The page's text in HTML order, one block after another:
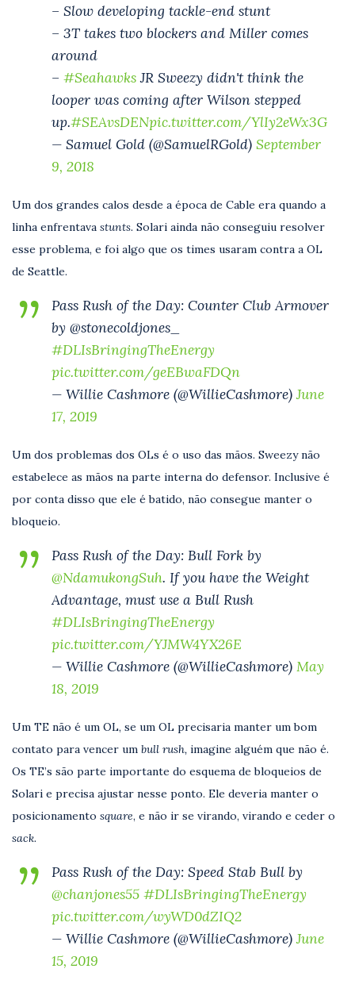
– Slow developing tackle-end stunt
– 3T takes two blockers and Miller comes
around
– #SeahawksJR Sweezy didn't think the
looper was coming after Wilson stepped
up.#SEAvsDENpic.twitter.com/YlIy2eWx3G
— Samuel Gold (@SamuelRGold) September
9, 2018
Um dos grandes calos desde a época de Cable era quando a
linha enfrentava stunts. Solari ainda não conseguiu resolver
esse problema, e foi algo que os times usaram contra a OL
de Seattle.
Pass Rush of the Day: Counter Club Armover
by @stonecoldjones_
#DLIsBringingTheEnergy
pic.twitter.com/geEBwaFDQn
— Willie Cashmore (@WillieCashmore)June
17, 2019
Um dos problemas dos OLs é o uso das mãos. Sweezy não
estabelece as mãos na parte interna do defensor. Inclusive é
por conta disso que ele é batido, não consegue manter o
bloqueio.
Pass Rush of the Day: Bull Fork by
@NdamukongSuh. If you have the Weight
Advantage, must use a Bull Rush
#DLIsBringingTheEnergy
pic.twitter.com/YJMW4YX26E
— Willie Cashmore (@WillieCashmore) May
18, 2019
Um TE não é um OL, se um OL precisaria manter um bom
contato para vencer um bull rush, imagine alguém que não é.
Os TE’s são parte importante do esquema de bloqueios de
Solari e precisa ajustar nesse ponto. Ele deveria manter o
posicionamento square, e não ir se virando, virando e ceder o
sack.
Pass Rush of the Day: Speed Stab Bull by
@chanjones55 #DLIsBringingTheEnergy
pic.twitter.com/wyWD0dZIQ2
— Willie Cashmore (@WillieCashmore)June
15, 2019